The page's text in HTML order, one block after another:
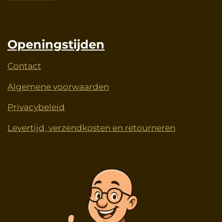
Openingstijden
Contact
Algemene voorwaarden
Privacybeleid
Levertijd, verzendkosten en retourneren